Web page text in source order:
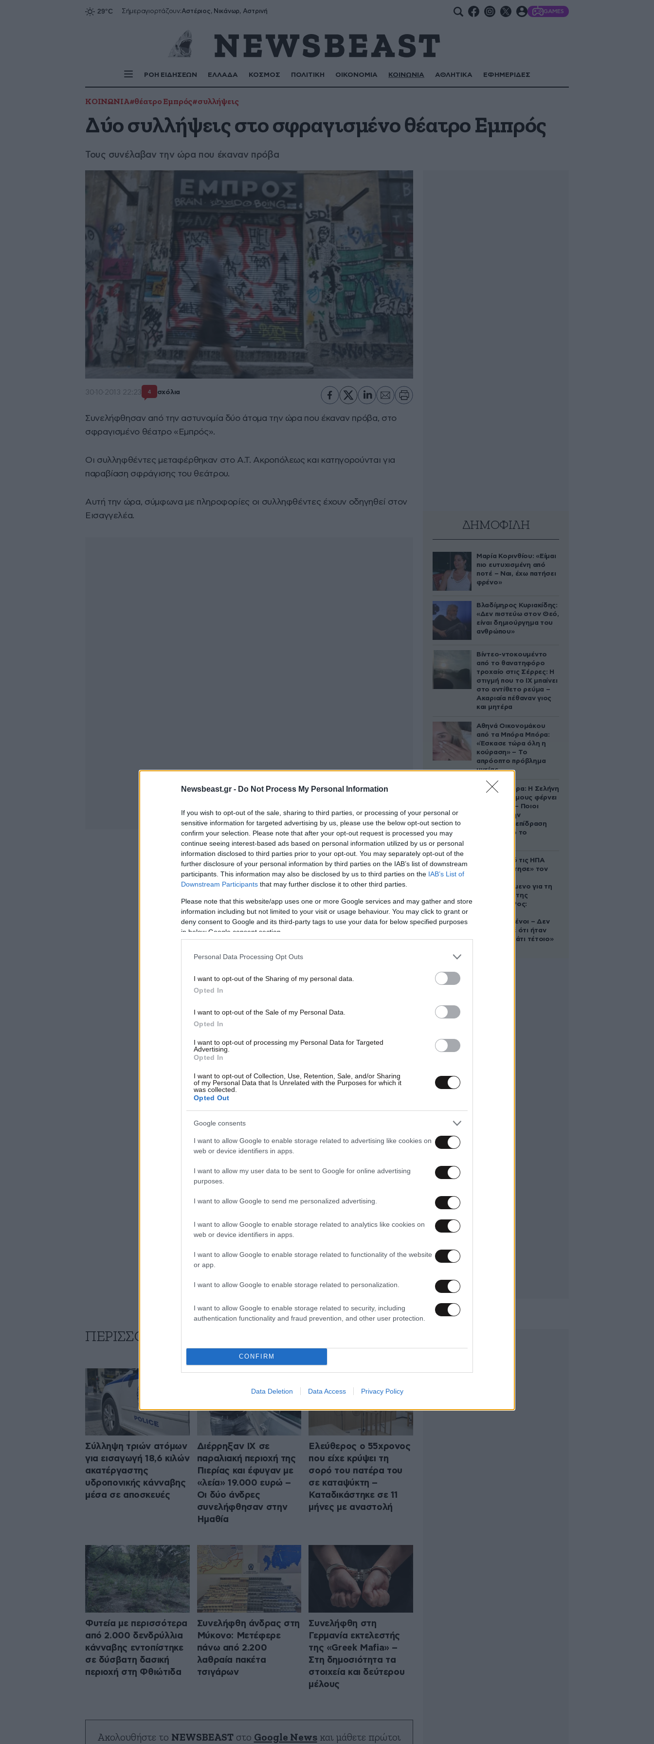
Newsbeast.gr - Do Not Process My Personal Information
If you wish to opt-out of the sale, sharing to third parties, or processing of your personal or
sensitive information for targeted advertising by us, please use the below opt-out section to
confirm your selection. Please note that after your opt-out request is processed you may
continue seeing interest-based ads based on personal information utilized by us or personal
information disclosed to third parties prior to your opt-out. You may separately opt-out of the
further disclosure of your personal information by third parties on the IAB’s list of downstream
participants. This information may also be disclosed by us to third parties on the IAB’s List of
Downstream Participants that may further disclose it to other third parties.
Please note that this website/app uses one or more Google services and may gather and store
information including but not limited to your visit or usage behaviour. You may click to grant or
deny consent to Google and its third-party tags to use your data for below specified purposes
in below Google consent section.
Personal Data Processing Opt Outs
I want to opt-out of the Sharing of my personal data.
Opted In
I want to opt-out of the Sale of my Personal Data.
Opted In
I want to opt-out of processing my Personal Data for Targeted
Advertising.
Opted In
I want to opt-out of Collection, Use, Retention, Sale, and/or Sharing
of my Personal Data that Is Unrelated with the Purposes for which it
was collected.
Opted Out
Google consents
I want to allow Google to enable storage related to advertising like cookies on
web or device identifiers in apps.
I want to allow my user data to be sent to Google for online advertising
purposes.
I want to allow Google to send me personalized advertising.
I want to allow Google to enable storage related to analytics like cookies on
web or device identifiers in apps.
I want to allow Google to enable storage related to functionality of the website
or app.
I want to allow Google to enable storage related to personalization.
I want to allow Google to enable storage related to security, including
authentication functionality and fraud prevention, and other user protection.
CONFIRM
Data Deletion Data Access Privacy Policy
Σήμεραγιορτάζουν:Αστέριος, Νικάνωρ, Αστρινή GAMES
ΡΟΗ ΕΙΔΗΣΕΩΝ ΕΛΛΑΔΑ ΚΟΣΜΟΣ ΠΟΛΙΤΙΚΗ ΟΙΚΟΝΟΜΙΑ ΚΟΙΝΩΝΙΑ ΑΘΛΗΤΙΚΑ ΕΦΗΜΕΡΙΔΕΣ
ΚΟΙΝΩΝΙΑ#θέατρο Εμπρός#συλλήψεις
Δύο συλλήψεις στο σφραγισμένο θέατρο Εμπρός
Τους συνέλαβαν την ώρα που έκαναν πρόβα
30·10·2013 22:23 4 σχόλια
Συνελήφθησαν από την αστυνομία δύο άτομα την ώρα που έκαναν πρόβα, στο
σφραγισμένο θέατρο «Εμπρός».
Οι συλληφθέντες μεταφέρθηκαν στο Α.Τ. Ακροπόλεως και κατηγορούνται για
παραβίαση σφράγισης του θεάτρου.
Αυτή την ώρα, σύμφωνα με πληροφορίες οι συλληφθέντες έχουν οδηγηθεί στον
Εισαγγελέα.
ΔΗΜΟΦΙΛΗ
Μαρία Κορινθίου: «Είμαι
πιο ευτυχισμένη από
ποτέ – Ναι, έχω πατήσει
φρένο»
Βλαδίμηρος Κυριακίδης:
«Δεν πιστεύω στον Θεό,
είναι δημιούργημα του
ανθρώπου»
Βίντεο-ντοκουμέντο
από το θανατηφόρο
τροχαίο στις Σέρρες: Η
στιγμή που το ΙΧ μπαίνει
στο αντίθετο ρεύμα –
Ακαριαία πέθαναν γιος
και μητέρα
Αθηνά Οικονομάκου
από τα Μπόρα Μπόρα:
«Έσκασε τώρα όλη η
κούραση» – Το
απρόοπτο πρόβλημα
υγείας
Ζώδια σήμερα: Η Σελήνη
στους Διδύμους φέρνει
ανατροπές – Ποιοι
δέχονται την
ευεργετική επίδραση
του Δία από το
Ζευγάρι από τις ΗΠΑ
που «υιοθέτησε» τον
κατηγορούμενο για τη
δολοφονία της
Ελίζαμπεθ Ρος:
συντετριμμένοι – Δεν
έδειξε ποτέ ότι ήταν
ικανός για κάτι τέτοιο»
ΠΕΡΙΣΣΟΤΕΡΑ ΑΠΟ ΤΗΝ ΚΟΙΝΩΝΙΑ
Σύλληψη τριών ατόμων
για εισαγωγή 18,6 κιλών
ακατέργαστης
υδροπονικής κάνναβης
μέσα σε αποσκευές
Διέρρηξαν ΙΧ σε
παραλιακή περιοχή της
Πιερίας και έφυγαν με
«λεία» 19.000 ευρώ –
Οι δύο άνδρες
συνελήφθησαν στην
Ημαθία
Ελεύθερος ο 55χρονος
που είχε κρύψει τη
σορό του πατέρα του
σε καταψύκτη –
Καταδικάστηκε σε 11
μήνες με αναστολή
Φυτεία με περισσότερα
από 2.000 δενδρύλλια
κάνναβης εντοπίστηκε
σε δύσβατη δασική
περιοχή στη Φθιώτιδα
Συνελήφθη άνδρας στη
Μύκονο: Μετέφερε
πάνω από 2.200
λαθραία πακέτα
τσιγάρων
Συνελήφθη στη
Γερμανία εκτελεστής
της «Greek Mafia» –
Στη δημοσιότητα τα
στοιχεία και δεύτερου
μέλους
Ακολουθήστε το NEWSBEASTστο Google Newsκαι μάθετε πρώτοι